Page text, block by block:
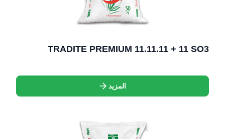
TRADITE PREMIUM 11.11.11 + 11 SO3
المزيد